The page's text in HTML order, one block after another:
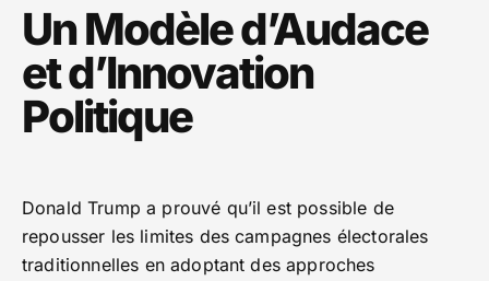
Un Modèle d’Audace
et d’Innovation
Politique
Donald Trump a prouvé qu’il est possible de
repousser les limites des campagnes électorales
traditionnelles en adoptant des approches